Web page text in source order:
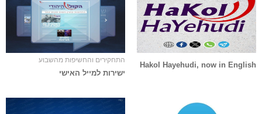
Hakol Hayehudi, now in English
התחקירים והחשיפות מהשבוע
ישירות למייל האישי